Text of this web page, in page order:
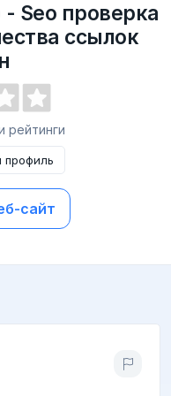
Seo проверка
ссылок
рейтинги
профиль
сайт